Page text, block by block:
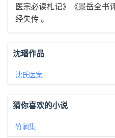
医宗必读札记》《景岳全书
经失传 。
沈璠作品
沈氏医案
猜你喜欢的小说
竹涧集